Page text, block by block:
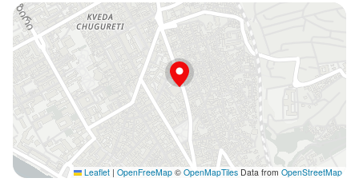
Leaflet | OpenFreeMap © OpenMapTiles Data from OpenStreetMap